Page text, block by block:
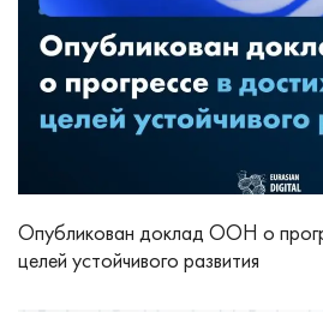
Опубликован доклад ООН о
целей устойчивого развития